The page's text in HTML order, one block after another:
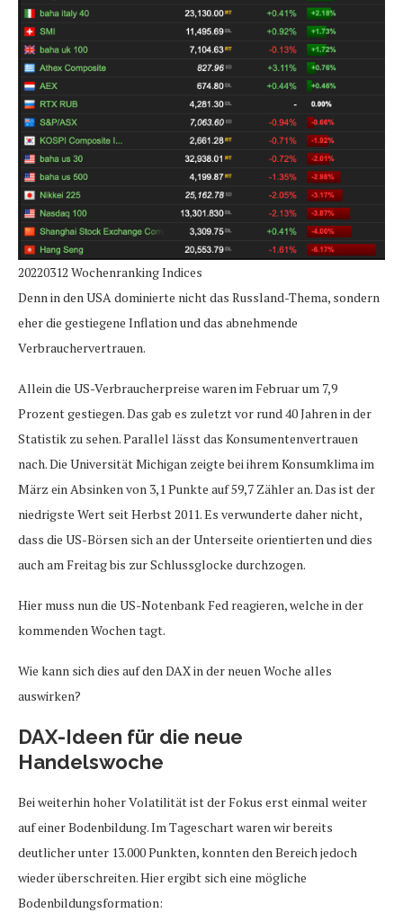
20220312 Wochenranking Indices
Denn in den USA dominierte nicht das Russland-Thema, sondern
eher die gestiegene Inflation und das abnehmende
Verbrauchervertrauen.
Allein die US-Verbraucherpreise waren im Februar um 7,9
Prozent gestiegen. Das gab es zuletzt vor rund 40 Jahren in der
Statistik zu sehen. Parallel lässt das Konsumentenvertrauen
nach. Die Universität Michigan zeigte bei ihrem Konsumklima im
März ein Absinken von 3,1 Punkte auf 59,7 Zähler an. Das ist der
niedrigste Wert seit Herbst 2011. Es verwunderte daher nicht,
dass die US-Börsen sich an der Unterseite orientierten und dies
auch am Freitag bis zur Schlussglocke durchzogen.
Hier muss nun die US-Notenbank Fed reagieren, welche in der
kommenden Wochen tagt.
Wie kann sich dies auf den DAX in der neuen Woche alles
auswirken?
DAX-Ideen für die neue
Handelswoche
Bei weiterhin hoher Volatilität ist der Fokus erst einmal weiter
auf einer Bodenbildung. Im Tageschart waren wir bereits
deutlicher unter 13.000 Punkten, konnten den Bereich jedoch
wieder überschreiten. Hier ergibt sich eine mögliche
Bodenbildungsformation: